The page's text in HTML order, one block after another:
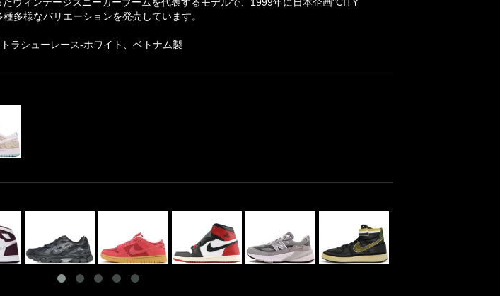
多様なバリエーションを発売しています。
ラシューレース-ホワイト、ベトナム製